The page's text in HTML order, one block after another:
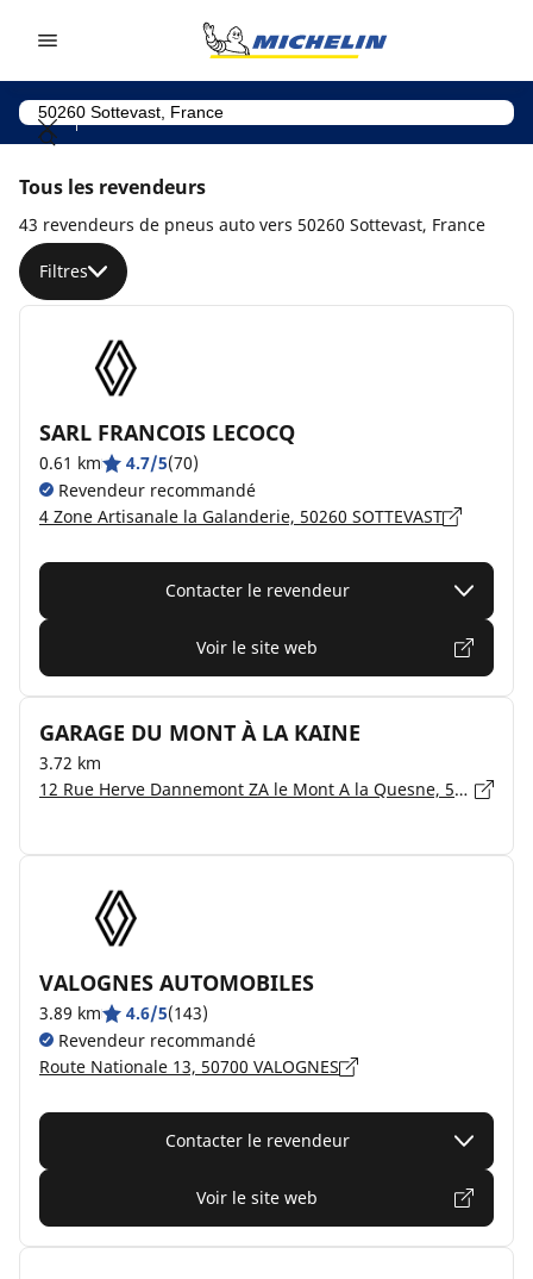
Tous les revendeurs
43 revendeurs de pneus auto vers 50260 Sottevast, France
Filtres
SARL FRANCOIS LECOCQ
0.61 km 4.7/5(70)
Revendeur recommandé
4 Zone Artisanale la Galanderie, 50260 SOTTEVAST
Contacter le revendeur
Voir le site web
GARAGE DU MONT À LA KAINE
3.72 km
12 Rue Herve Dannemont ZA le Mont A la Quesne, 50700 BRIX
VALOGNES AUTOMOBILES
3.89 km 4.6/5(143)
Revendeur recommandé
Route Nationale 13, 50700 VALOGNES
Contacter le revendeur
Voir le site web